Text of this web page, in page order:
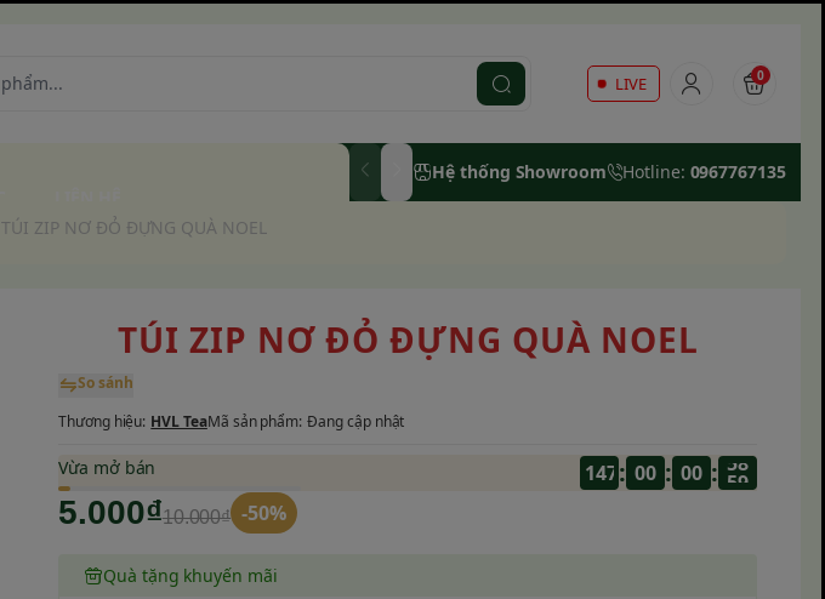
LIVE 0
Hệ thống Showroom Hotline: 0967767135
TÚI ZIP NƠ ĐỎ ĐỰNG QUÀ NOEL
TÚI ZIP NƠ ĐỎ ĐỰNG QUÀ NOEL
So sánh
Thương hiệu: HVL TeaMã sản phẩm: Đang cập nhật
Vừa mở bán 147 : 00 : :
5.000₫10.000₫ -50%
Quà tặng khuyến mãi